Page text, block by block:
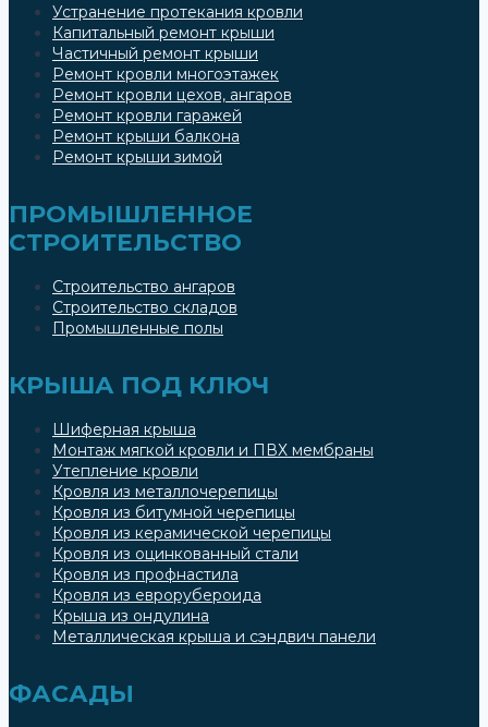
Устранение протекания кровли
Капитальный ремонт крыши
Частичный ремонт крыши
Ремонт кровли многоэтажек
Ремонт кровли цехов, ангаров
Ремонт кровли гаражей
Ремонт крыши балкона
Ремонт крыши зимой
ПРОМЫШЛЕННОЕ
СТРОИТЕЛЬСТВО
Строительство ангаров
Строительство складов
Промышленные полы
КРЫША ПОД КЛЮЧ
Шиферная крыша
Монтаж мягкой кровли и ПВХ мембраны
Утепление кровли
Кровля из металлочерепицы
Кровля из битумной черепицы
Кровля из керамической черепицы
Кровля из оцинкованный стали
Кровля из профнастила
Кровля из еврорубероида
Крыша из ондулина
Металлическая крыша и сэндвич панели
ФАСАДЫ